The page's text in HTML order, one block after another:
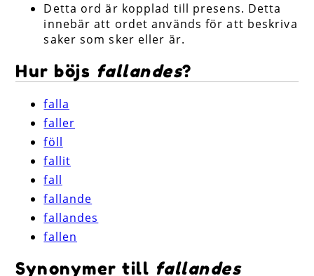
Detta ord är kopplad till presens. Detta
innebär att ordet används för att beskriva
saker som sker eller är.
Hur böjs fallandes?
falla
faller
föll
fallit
fall
fallande
fallandes
fallen
Synonymer till fallandes